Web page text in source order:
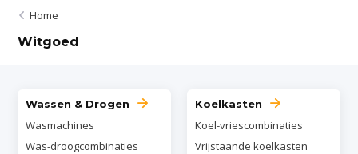
Home
Witgoed
Wassen & Drogen
Wasmachines
Was-droogcombinaties
Koelkasten
Koel-vriescombinaties
Vrijstaande koelkasten